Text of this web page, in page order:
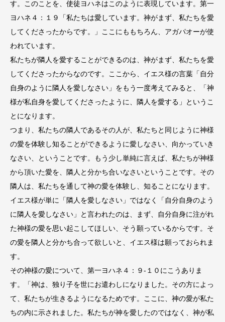
す。このことを、使徒ヨハネはこのように表現しています。第一
ヨハネ４：１９「私たちは愛しています。神がまず、私たちを愛
してくださったからです。」ここにももちろん、アガパオーが使
われています。
私たちが隣人を愛することができるのは、神がまず、私たちを愛
してくださったからなのです。ここから、イエス様の言葉「自分
自身のように隣人を愛しなさい」をもう一度考えてみると、「神
様が私自身を愛してくださったように、隣人を愛する」というこ
とになります。
つまり、私たちの隣人であるその人が、私たちと同じように神様
の愛を体験し知ることができるように愛しなさい、向かっていき
なさい、ということです。もう少し単純に言えば、私たちが神様
から頂いた愛を、隣人と分かち合いなさいということです。その
隣人は、私たちを通して神の愛を体験し、知ることになります。
イエス様が単に「隣人を愛しなさい」ではなく「自分自身のよう
に隣人を愛しなさい」と言われたのは、まず、自分自身に注がれ
た神様の愛を思い起こしてほしい、そう願っているからです。そ
の愛を隣人と分かち合って欲しいと、イエス様は願っておられま
す。
その神様の愛について、第一ヨハネ４：９-１０にこうありま
す。「神は、独り子を世にお遣わしになりました。その方によっ
て、私たちが生きるようになるためです。ここに、神の愛が私た
ちの内に示されました。私たちが神を愛したのではなく、神が私